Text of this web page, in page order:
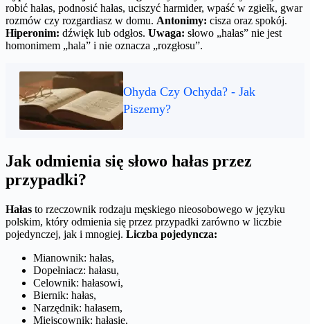
robić hałas, podnosić hałas, uciszyć harmider, wpaść w zgiełk, gwar
rozmów czy rozgardiasz w domu. Antonimy: cisza oraz spokój.
Hiperonim: dźwięk lub odgłos. Uwaga: słowo „hałas” nie jest
homonimem „hala” i nie oznacza „rozgłosu”.
Ohyda Czy Ochyda? - Jak
Piszemy?
Jak odmienia się słowo hałas przez
przypadki?
Hałas to rzeczownik rodzaju męskiego nieosobowego w języku
polskim, który odmienia się przez przypadki zarówno w liczbie
pojedynczej, jak i mnogiej. Liczba pojedyncza:
Mianownik: hałas,
Dopełniacz: hałasu,
Celownik: hałasowi,
Biernik: hałas,
Narzędnik: hałasem,
Miejscownik: hałasie,